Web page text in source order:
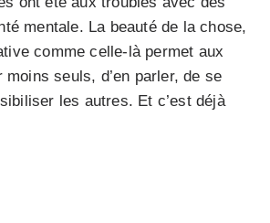
mentale. La beauté de la chose,
comme celle-là permet aux
seuls, d’en parler, de se
les autres. Et c’est déjà